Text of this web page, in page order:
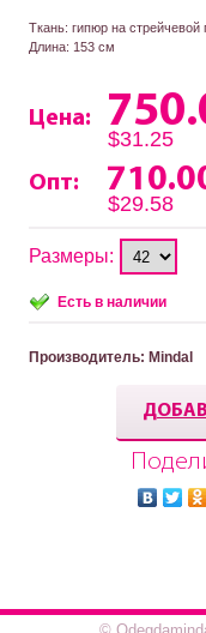
Ткань: гипюр на стрейчевой
Длина: 153 см
Цена:
$31.25
Опт:
$29.58
Размеры:
Есть в наличии
Производитель: Mindal